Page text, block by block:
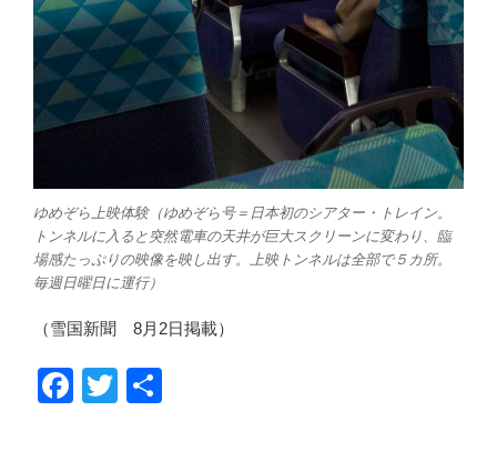
ゆめぞら上映体験（ゆめぞら号＝日本初のシアター・トレイン。
トンネルに入ると突然電車の天井が巨大スクリーンに変わり、臨
場感たっぷりの映像を映し出す。上映トンネルは全部で５カ所。
毎週日曜日に運行）
（雪国新聞 8月2日掲載）
F
T